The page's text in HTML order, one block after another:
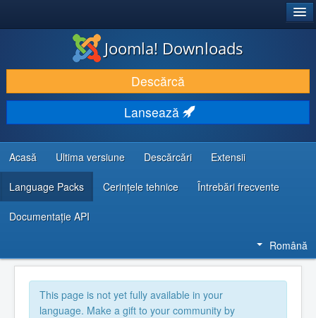
DESCARCĂ & ȘI EXTINDE
DESCOPERĂ & ÎNVAȚĂ
COMUNITATE & SUPORT
RESURSE DEZVOLTATORI
Joomla! Downloads
Descărcă
Lansează
Acasă Ultima versiune Descărcări Extensii
Language Packs Cerințele tehnice Întrebări frecvente
Documentaţie API
Română
This page is not yet fully available in your
language. Make a gift to your community by